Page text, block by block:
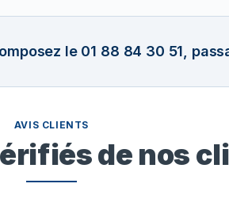
le 01 88 84 30 51,
AVIS CLIENTS
de nos